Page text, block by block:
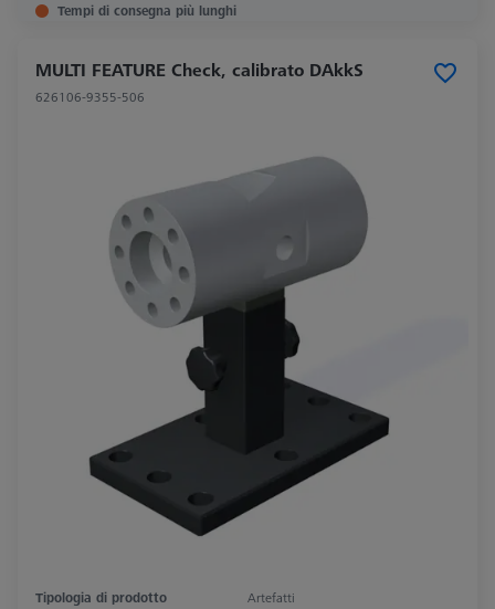
Tempi di consegna più lunghi
MULTI FEATURE Check, calibrato DAkkS
626106-9355-506
Tipologia di prodotto
Artefatti